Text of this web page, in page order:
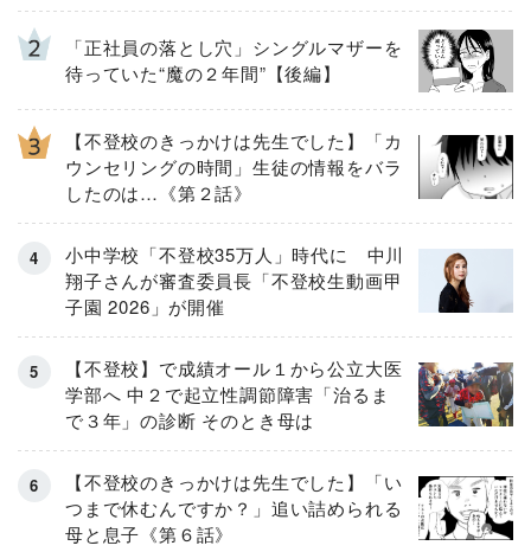
「正社員の落とし穴」シングルマザーを
待っていた“魔の２年間”【後編】
【不登校のきっかけは先生でした】「カ
ウンセリングの時間」生徒の情報をバラ
したのは…《第２話》
小中学校「不登校35万人」時代に 中川
翔子さんが審査委員長「不登校生動画甲
子園 2026」が開催
【不登校】で成績オール１から公立大医
学部へ 中２で起立性調節障害「治るま
で３年」の診断 そのとき母は
【不登校のきっかけは先生でした】「い
つまで休むんですか？」追い詰められる
母と息子《第６話》